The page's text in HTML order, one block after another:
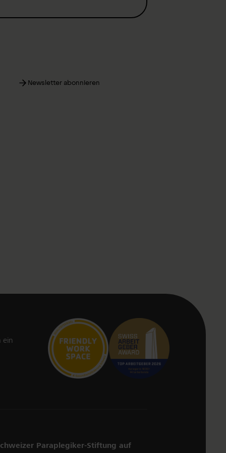
Newsletter abonnieren
ein
Paraplegiker-Stiftung auf